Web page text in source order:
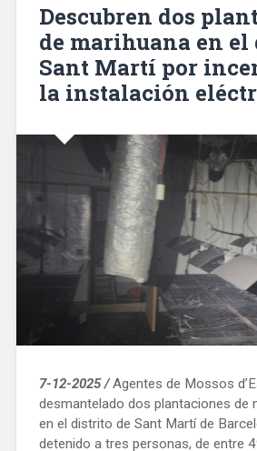
convertirlo
en
un
paso
de
Descubren dos
de marihuana en
Sant Martí por
la instalación
7-12-2025 /Agentes de Mossos
desmantelado dos plantaciones de
en el distrito de Sant Martí de
detenido a tres personas, de entre